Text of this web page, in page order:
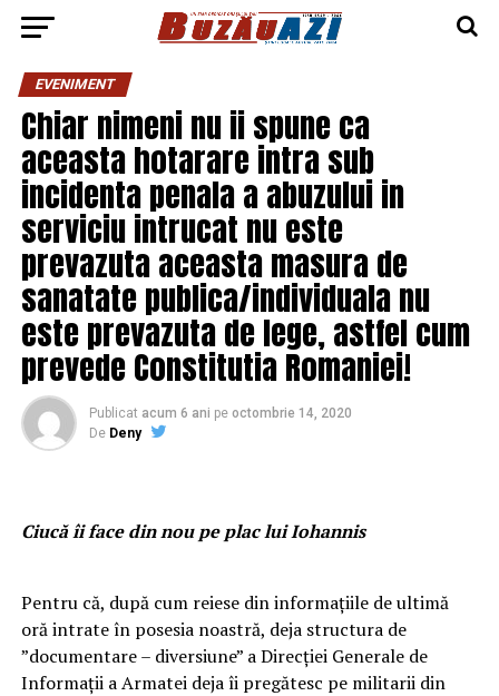
EVENIMENT
Chiar nimeni nu ii spune ca
aceasta hotarare intra sub
incidenta penala a abuzului in
serviciu intrucat nu este
prevazuta aceasta masura de
sanatate publica/individuala nu
este prevazuta de lege, astfel cum
prevede Constitutia Romaniei!
Publicat acum 6 ani pe octombrie 14, 2020
De Deny
Ciucă îi face din nou pe plac lui Iohannis
Pentru că, după cum reiese din informațiile de ultimă
oră intrate în posesia noastră, deja structura de
”documentare – diversiune” a Direcției Generale de
Informații a Armatei deja îi pregătesc pe militarii din